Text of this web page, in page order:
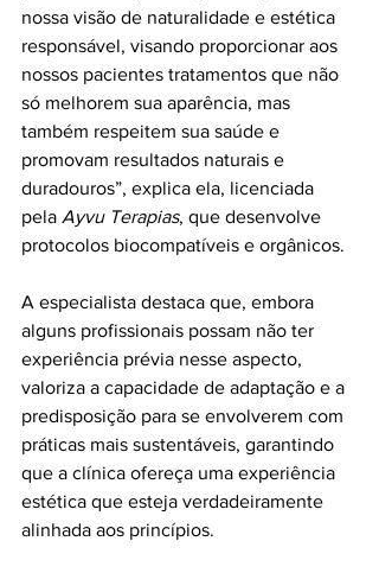
nossa visão de naturalidade e estética
responsável, visando proporcionar aos
nossos pacientes tratamentos que não
só melhorem sua aparência, mas
também respeitem sua saúde e
promovam resultados naturais e
duradouros”, explica ela, licenciada
pela Ayvu Terapias, que desenvolve
protocolos biocompatíveis e orgânicos.
A especialista destaca que, embora
alguns profissionais possam não ter
experiência prévia nesse aspecto,
valoriza a capacidade de adaptação e a
predisposição para se envolverem com
práticas mais sustentáveis, garantindo
que a clínica ofereça uma experiência
estética que esteja verdadeiramente
alinhada aos princípios.